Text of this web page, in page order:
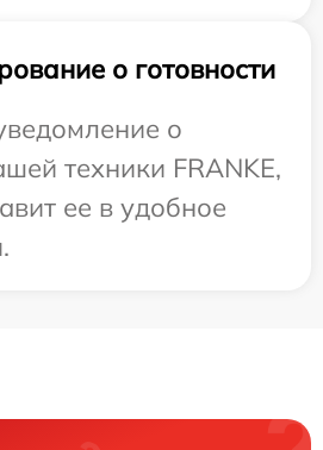
о готовности
о
техники FRANKE,
ее в удобное